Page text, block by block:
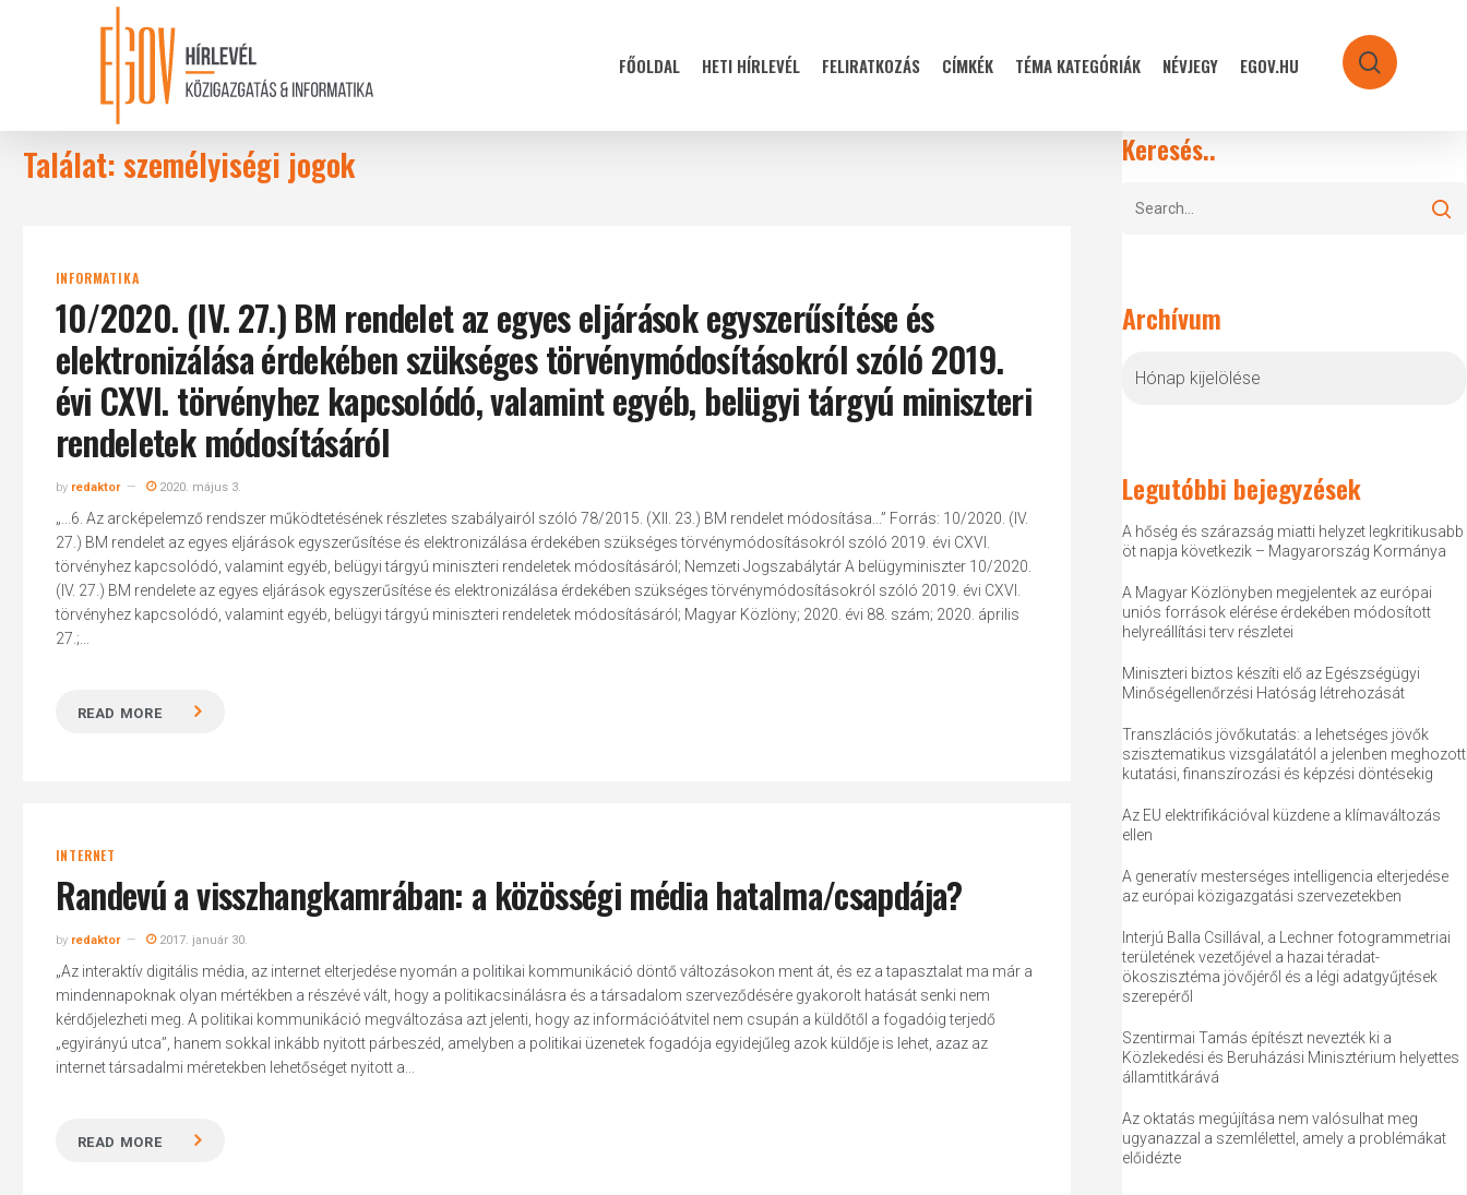
Hit enter to search or ESC to close
FŐOLDAL HETI HÍRLEVÉL FELIRATKOZÁS CÍMKÉK TÉMA KATEGÓRIÁK NÉVJEGY EGOV.HU search
Találat: személyiségi jogok
INFORMATIKA
10/2020. (IV. 27.) BM rendelet az egyes eljárások egyszerűsítése és
elektronizálása érdekében szükséges törvénymódosításokról szóló 2019.
évi CXVI. törvényhez kapcsolódó, valamint egyéb, belügyi tárgyú miniszteri
rendeletek módosításáról
by redaktor 2020. május 3.
„...6. Az arcképelemző rendszer működtetésének részletes szabályairól szóló 78/2015. (XII. 23.) BM rendelet módosítása...” Forrás: 10/2020. (IV.
27.) BM rendelet az egyes eljárások egyszerűsítése és elektronizálása érdekében szükséges törvénymódosításokról szóló 2019. évi CXVI.
törvényhez kapcsolódó, valamint egyéb, belügyi tárgyú miniszteri rendeletek módosításáról; Nemzeti Jogszabálytár A belügyminiszter 10/2020.
(IV. 27.) BM rendelete az egyes eljárások egyszerűsítése és elektronizálása érdekében szükséges törvénymódosításokról szóló 2019. évi CXVI.
törvényhez kapcsolódó, valamint egyéb, belügyi tárgyú miniszteri rendeletek módosításáról; Magyar Közlöny; 2020. évi 88. szám; 2020. április
27.;...
READ MORE
INTERNET
Randevú a visszhangkamrában: a közösségi média hatalma/csapdája?
by redaktor 2017. január 30.
„Az interaktív digitális média, az internet elterjedése nyomán a politikai kommunikáció döntő változásokon ment át, és ez a tapasztalat ma már a
mindennapoknak olyan mértékben a részévé vált, hogy a politikacsinálásra és a társadalom szerveződésére gyakorolt hatását senki nem
kérdőjelezheti meg. A politikai kommunikáció megváltozása azt jelenti, hogy az információátvitel nem csupán a küldőtől a fogadóig terjedő
„egyirányú utca”, hanem sokkal inkább nyitott párbeszéd, amelyben a politikai üzenetek fogadója egyidejűleg azok küldője is lehet, azaz az
internet társadalmi méretekben lehetőséget nyitott a...
READ MORE
Keresés..
Archívum
Legutóbbi bejegyzések
A hőség és szárazság miatti helyzet legkritikusabb
öt napja következik – Magyarország Kormánya
A Magyar Közlönyben megjelentek az európai
uniós források elérése érdekében módosított
helyreállítási terv részletei
Miniszteri biztos készíti elő az Egészségügyi
Minőségellenőrzési Hatóság létrehozását
Transzlációs jövőkutatás: a lehetséges jövők
szisztematikus vizsgálatától a jelenben meghozott
kutatási, finanszírozási és képzési döntésekig
Az EU elektrifikációval küzdene a klímaváltozás
ellen
A generatív mesterséges intelligencia elterjedése
az európai közigazgatási szervezetekben
Interjú Balla Csillával, a Lechner fotogrammetriai
területének vezetőjével a hazai téradat-
ökoszisztéma jövőjéről és a légi adatgyűjtések
szerepéről
Szentirmai Tamás építészt nevezték ki a
Közlekedési és Beruházási Minisztérium helyettes
államtitkárává
Az oktatás megújítása nem valósulhat meg
ugyanazzal a szemlélettel, amely a problémákat
előidézte